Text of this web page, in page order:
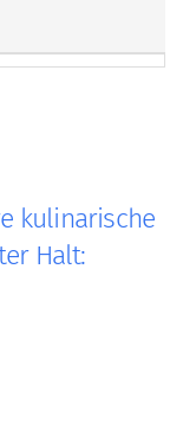
kulinarische
Halt: